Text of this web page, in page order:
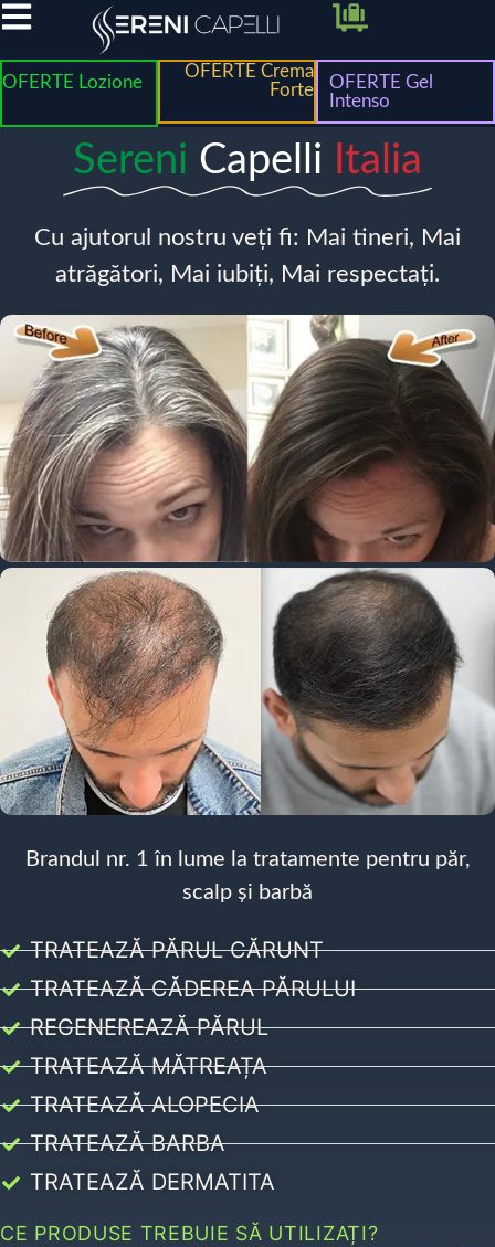
OFERTE Lozione
OFERTE Crema
Forte
OFERTE Gel
Intenso
Sereni Capelli Italia
Cu ajutorul nostru veți fi: Mai tineri, Mai
atrăgători, Mai iubiți, Mai respectați.
Brandul nr. 1 în lume la tratamente pentru păr,
scalp și barbă
TRATEAZĂ PĂRUL CĂRUNT
TRATEAZĂ CĂDEREA PĂRULUI
REGENEREAZĂ PĂRUL
TRATEAZĂ MĂTREAȚA
TRATEAZĂ ALOPECIA
TRATEAZĂ BARBA
TRATEAZĂ DERMATITA
CE PRODUSE TREBUIE SĂ UTILIZAȚI?